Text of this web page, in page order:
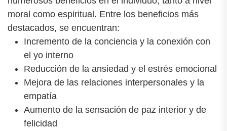
moral como espiritual. Entre los beneficios más
destacados, se encuentran:
Incremento de la conciencia y la conexión con
el yo interno
Reducción de la ansiedad y el estrés emocional
Mejora de las relaciones interpersonales y la
empatía
Aumento de la sensación de paz interior y de
felicidad